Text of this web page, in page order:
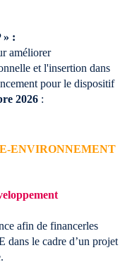
» :
améliorer
et l'insertion dans
pour le dispositif
2026 :
ENVIRONNEMENT
afin de financerles
dans le cadre d’un projet